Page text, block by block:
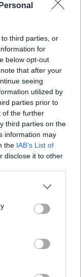
third parties, or
for
below opt-out
that after your
seeing
utilized by
parties prior to
of the further
third parties on the
information may
the IAB’s List of
disclose it to other
or more Google
You may click to
party tags to
in below Google
και Novibet
μαζί: Ανανέωση
τους μέχρι
σειρά